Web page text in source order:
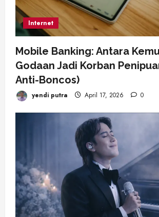
Internet
Mobile Banking: Antara
Godaan Jadi Korban
Anti-Boncos)
yendi putra April 17, 2026 0